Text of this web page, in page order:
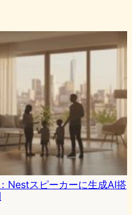
Nestスピーカーに生成AI搭